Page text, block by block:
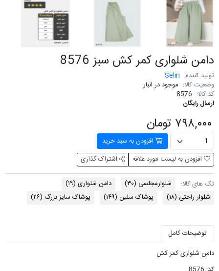
دامن شلواری کمر کش سبز 8576
تولید کننده: Selin
وضعیت کالا: موجود در انبار
کد کالا: 8576
ارسال رایگان
۷۹۸,۰۰۰ تومان
افزودن به سبد خرید
افزودن به لیست مورد علاقه
اشتراک گذاری
تگ های کالا: شلوارمجلسی (۳۰) دامن شلواری (۱۹)
شلوار راحتی (۱۸) پوشاک سلین (۱۴۹) پوشاک سایز بزرگ (۲۶)
توضیحات کامل
دامن شلواری کمر کش